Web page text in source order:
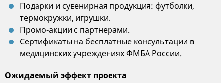
Подарки и сувенирная продукция: футболки,
термокружки, игрушки.
Промо-акции с партнерами.
Сертификаты на бесплатные консультации в
медицинских учреждениях ФМБА России.
Ожидаемый эффект проекта